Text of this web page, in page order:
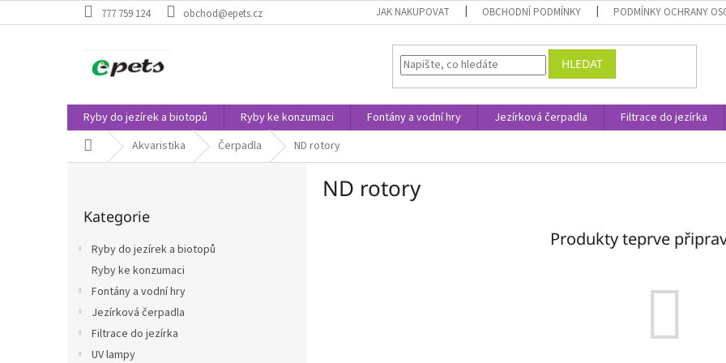
na
777 759 124 obchod@epets.cz JAK NAKUPOVAT OBCHODNÍ PODMÍNKY PODMÍNKY OCHRANY
HLEDAT
Ryby do jezírek a biotopů Ryby ke konzumaci Fontány a vodní hry Jezírková čerpadla Filtrace do jezírka
Domů Akvaristika Čerpadla ND rotory
kategorie
Kategorie
Ryby do jezírek a biotopů
Ryby ke konzumaci
Fontány a vodní hry
Jezírková čerpadla
Filtrace do jezírka
UV lampy
ND rotory
Produkty teprve